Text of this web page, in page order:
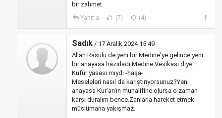
bir zahmet.
Yanıtla (7) (4)
Sadık / 17 Aralık 2024 15:49
Allah Rasulü de yeni bir Medine'ye gelince yeni
bir anayasa hazırladı Medine Vesikası diye.
Küfür yasası mıydı -haşa-.
Meseleleri nasıl da karıştırıyorsunuz?Yeni
anayasa Kur'an'ın muhalifine olursa o zaman
karşı duralım bence.Zanlarla hareket etmek
müslümana yakışmaz.